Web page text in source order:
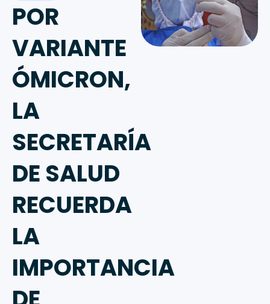
POR
VARIANTE
ÓMICRON,
LA
SECRETARÍA
DE SALUD
RECUERDA
LA
IMPORTANCIA